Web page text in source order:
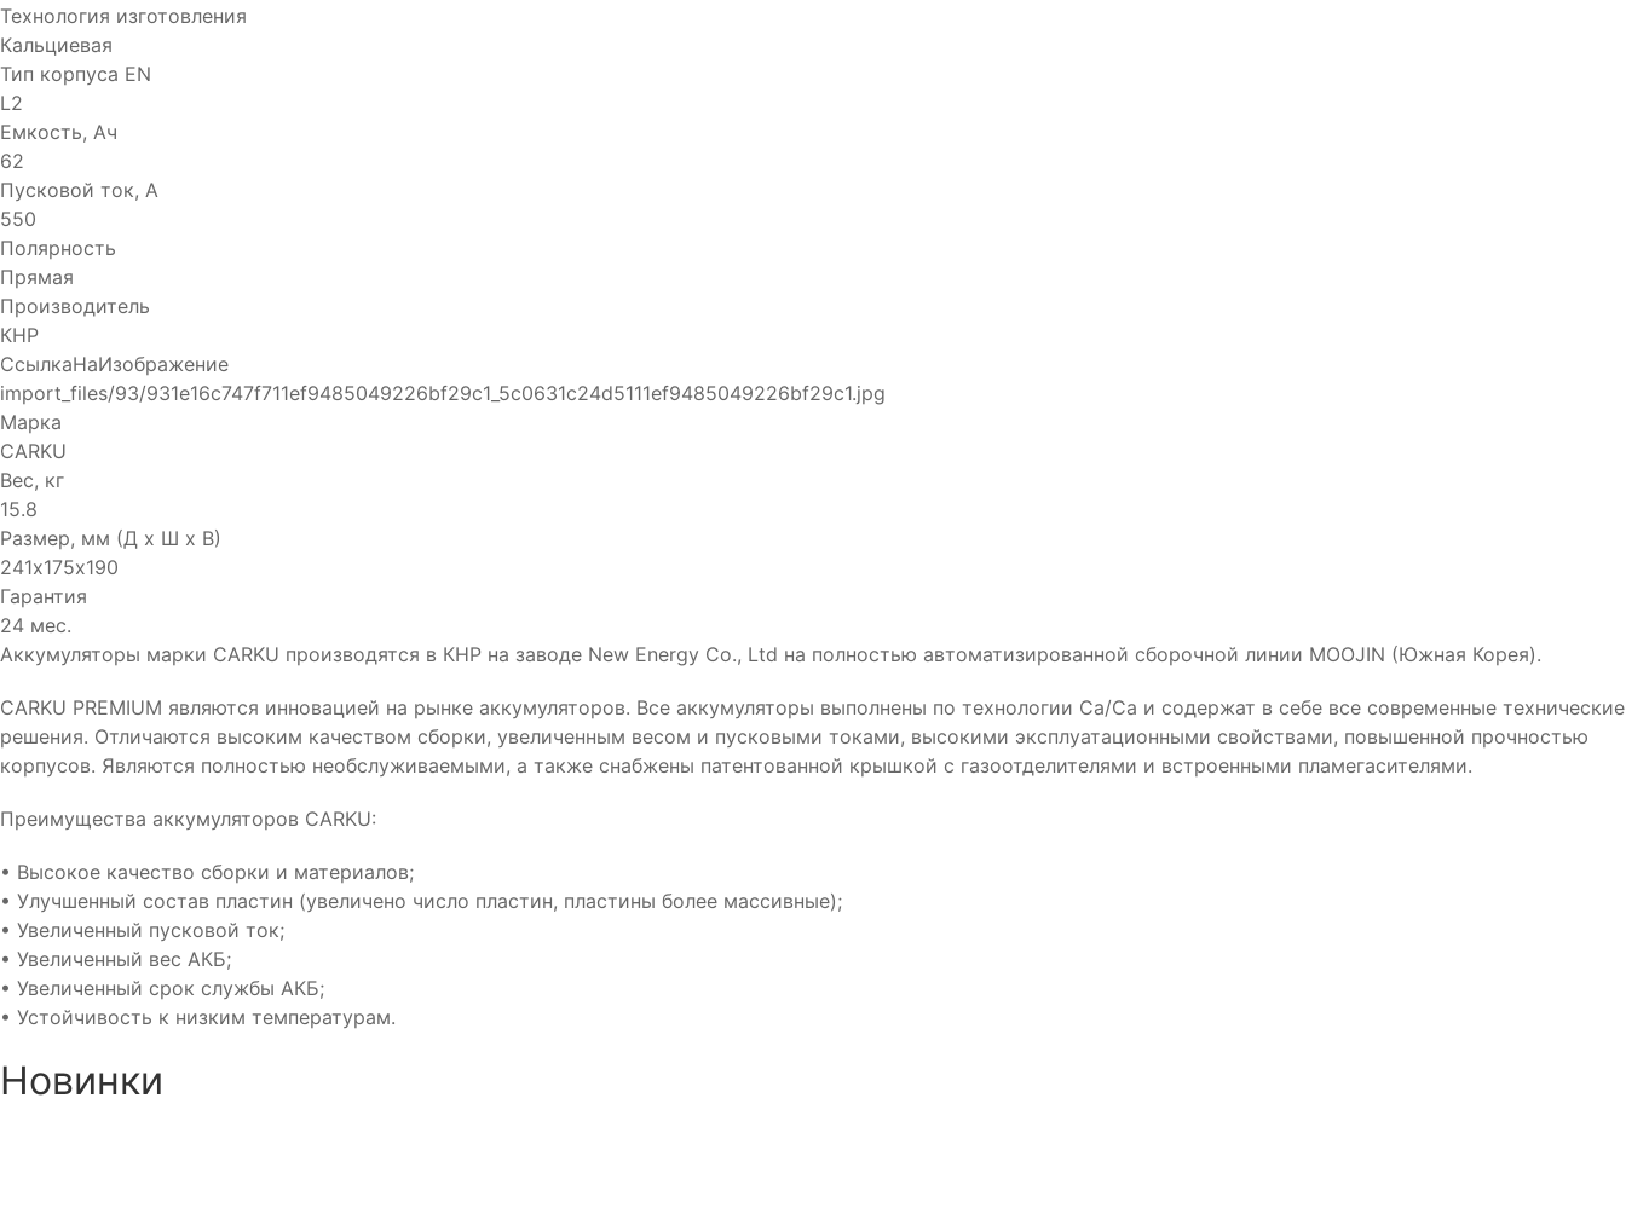
Технология изготовления
Кальциевая
Тип корпуса EN
L2
Емкость, Ач
62
Пусковой ток, А
550
Полярность
Прямая
Производитель
КНР
СсылкаНаИзображение
import_files/93/931e16c747f711ef9485049226bf29c1_5c0631c24d5111ef9485049226bf29c1.jpg
Марка
CARKU
Вес, кг
15.8
Размер, мм (Д x Ш x В)
241х175х190
Гарантия
24 мес.
Аккумуляторы марки CARKU производятся в КНР на заводе New Energy Co., Ltd на полностью автоматизированной сборочной линии MOOJIN (Южная Корея).
CARKU PREMIUM являются инновацией на рынке аккумуляторов. Все аккумуляторы выполнены по технологии Са/Са и содержат в себе все современные технические
решения. Отличаются высоким качеством сборки, увеличенным весом и пусковыми токами, высокими эксплуатационными свойствами, повышенной прочностью
корпусов. Являются полностью необслуживаемыми, а также снабжены патентованной крышкой с газоотделителями и встроенными пламегасителями.
Преимущества аккумуляторов CARKU:
• Высокое качество сборки и материалов;
• Улучшенный состав пластин (увеличено число пластин, пластины более массивные);
• Увеличенный пусковой ток;
• Увеличенный вес АКБ;
• Увеличенный срок службы АКБ;
• Устойчивость к низким температурам.
Новинки